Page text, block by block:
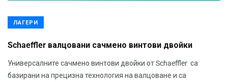
ЛАГЕРИ
Schaeffler валцовани сачмено винтови двойки
Универсалните сачмено винтови двойки от Schaeffler са
базирани на прецизна технология на валцоване и са